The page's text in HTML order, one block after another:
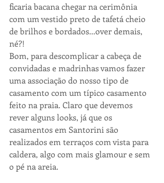
ficaria bacana chegar na cerimônia
com um vestido preto de tafetá cheio
de brilhos e bordados...over demais,
né?!
Bom, para descomplicar a cabeça de
convidadas e madrinhas vamos fazer
uma associação do nosso tipo de
casamento com um típico casamento
feito na praia. Claro que devemos
rever alguns looks, já que os
casamentos em Santorini são
realizados em terraços com vista para
caldera, algo com mais glamour e sem
o pé na areia.